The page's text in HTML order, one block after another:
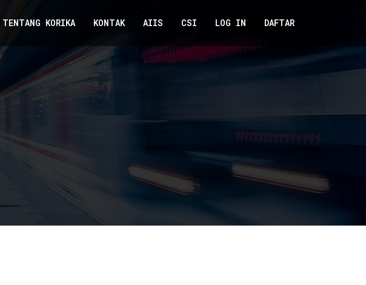
TENTANG KORIKA KONTAK AIIS CSI LOG IN DAFTAR